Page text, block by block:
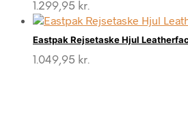
1.299,95 kr.
Eastpak Rejsetaske Hjul
1.049,95 kr.